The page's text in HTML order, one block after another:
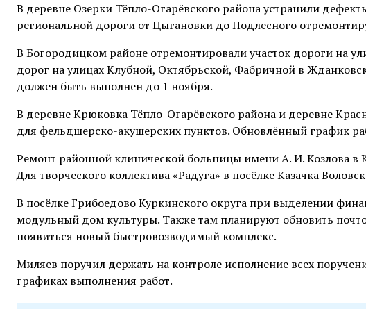
В деревне Озерки Тёпло-Огарёвского района устранили
региональной дороги от Цыгановки до Подлесного
В Богородицком районе отремонтировали участок дороги на
дорог на улицах Клубной, Октябрьской, Фабричной в
должен быть выполнен до 1 ноября.
В деревне Крюковка Тёпло-Огарёвского района и деревне
для фельдшерско-акушерских пунктов. Обновлённый график
Ремонт районной клинической больницы имени А. И. Козлова
Для творческого коллектива «Радуга» в посёлке Казачка
В посёлке Грибоедово Куркинского округа при выделении
модульный дом культуры. Также там планируют обновить
появиться новый быстровозводимый комплекс.
Миляев поручил держать на контроле исполнение всех
графиках выполнения работ.